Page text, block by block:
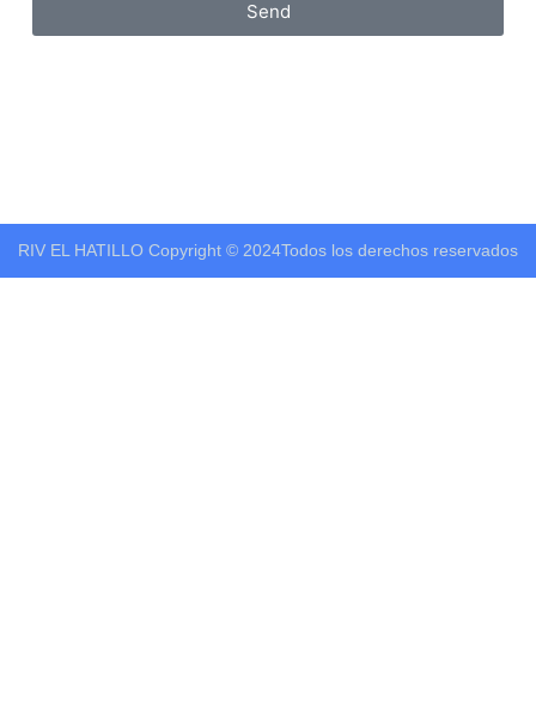
Send
RIV EL HATILLO Copyright © 2024Todos los derechos reservados